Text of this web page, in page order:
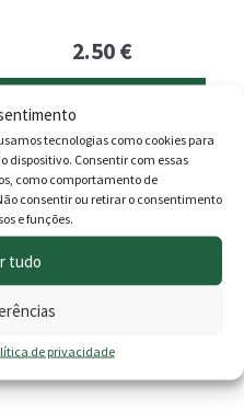
tecnologias como cookies para
dispositivo. Consentir com essas
como comportamento de
consentir ou retirar o consentimento
e funções.
tudo
de privacidade
€
2.50€